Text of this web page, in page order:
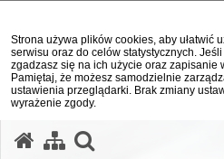
Strona używa plików cookies, aby ułatwić
serwisu oraz do celów statystycznych.
zgadzasz się na ich użycie oraz zapisanie
Pamiętaj, że możesz samodzielnie
ustawienia przeglądarki. Brak zmiany
wyrażenie zgody.